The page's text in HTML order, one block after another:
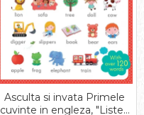
Asculta si invata Primele
cuvinte in engleza, "Listen